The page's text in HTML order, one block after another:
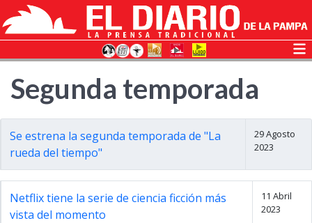
Segunda temporada
Se estrena la segunda temporada de "La
rueda del tiempo"
29 Agosto
2023
Netflix tiene la serie de ciencia ficción más
vista del momento
11 Abril
2023